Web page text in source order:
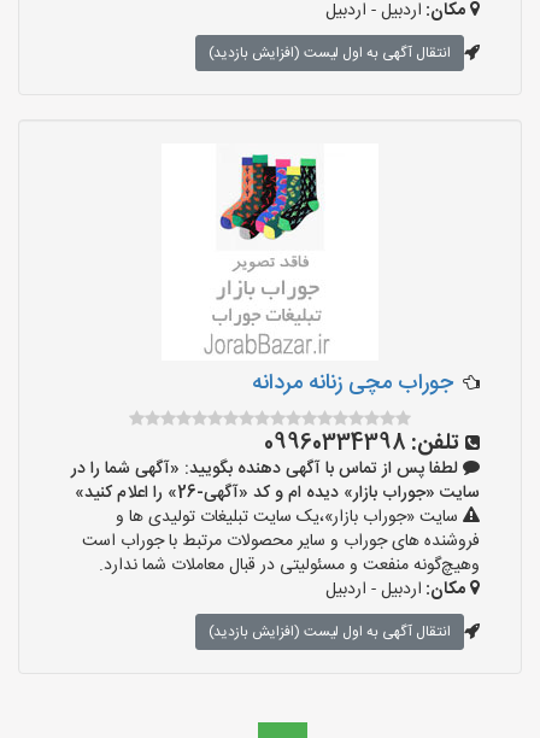
مکان: اردبیل - اردبیل
انتقال آگهی به اول لیست (افزایش بازدید)
جوراب مچی زنانه مردانه
تلفن: 09960334398
لطفا پس از تماس با آگهی دهنده بگویید: «آگهی شما را در
سایت «جوراب بازار» دیده ام و کد «آگهی-26» را اعلام کنید»
سایت «جوراب بازار»،یک سایت تبلیغات تولیدی ها و
فروشنده های جوراب و سایر محصولات مرتبط با جوراب است
وهیچ‌گونه منفعت و مسئولیتی در قبال معاملات شما ندارد.
مکان: اردبیل - اردبیل
انتقال آگهی به اول لیست (افزایش بازدید)